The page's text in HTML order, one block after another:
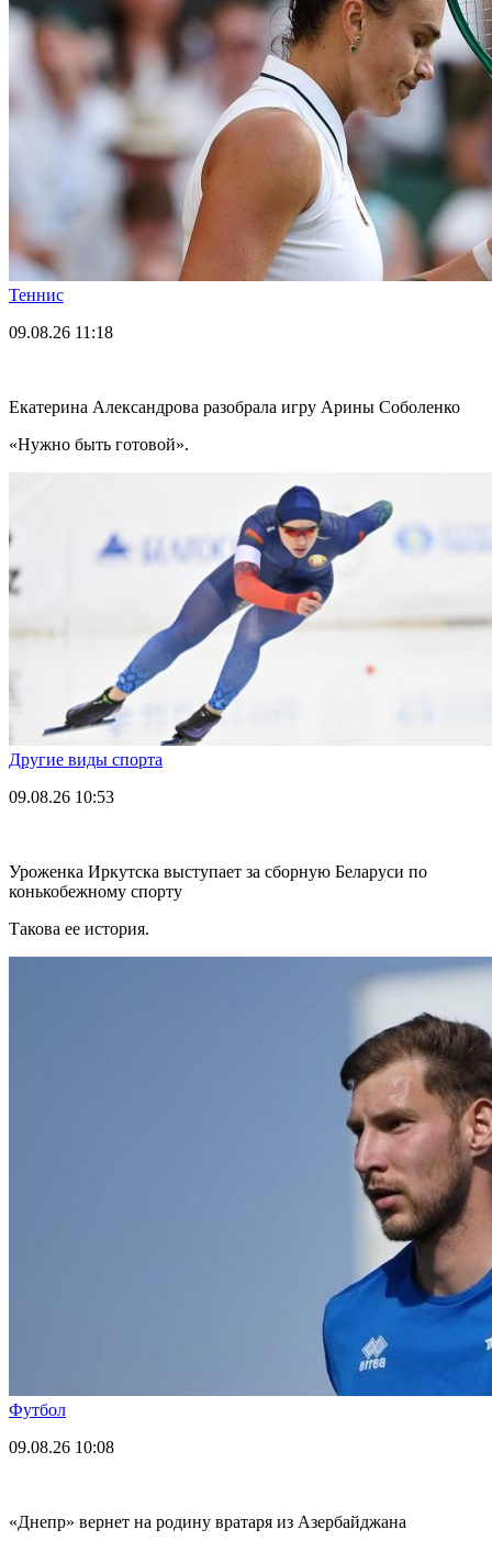
Теннис
09.08.26 11:18
Екатерина Александрова разобрала игру Арины Соболенко
«Нужно быть готовой».
Другие виды спорта
09.08.26 10:53
Уроженка Иркутска выступает за сборную Беларуси по
конькобежному спорту
Такова ее история.
Футбол
09.08.26 10:08
«Днепр» вернет на родину вратаря из Азербайджана